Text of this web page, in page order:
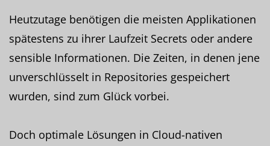
Heutzutage benötigen die meisten Applikationen
spätestens zu ihrer Laufzeit Secrets oder andere
sensible Informationen. Die Zeiten, in denen jene
unverschlüsselt in Repositories gespeichert
wurden, sind zum Glück vorbei.
Doch optimale Lösungen in Cloud-nativen